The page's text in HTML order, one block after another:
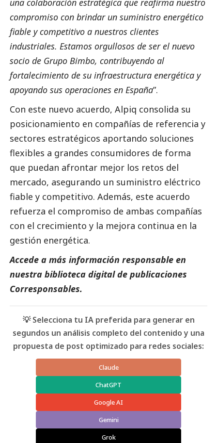
una colaboración estratégica que reafirma nuestro
compromiso con brindar un suministro energético
fiable y competitivo a nuestros clientes
industriales. Estamos orgullosos de ser el nuevo
socio de Grupo Bimbo, contribuyendo al
fortalecimiento de su infraestructura energética y
apoyando sus operaciones en España”.
Con este nuevo acuerdo, Alpiq consolida su
posicionamiento en compañías de referencia y
sectores estratégicos aportando soluciones
flexibles a grandes consumidores de forma
que puedan afrontar mejor los retos del
mercado, asegurando un suministro eléctrico
fiable y competitivo. Además, este acuerdo
refuerza el compromiso de ambas compañías
con el crecimiento y la mejora continua en la
gestión energética.
Accede a más información responsable en
nuestra biblioteca digital de publicaciones
Corresponsables.
💡 Selecciona tu IA preferida para generar en
segundos un análisis completo del contenido y una
propuesta de post optimizado para redes sociales:
Claude
ChatGPT
Google AI
Gemini
Grok